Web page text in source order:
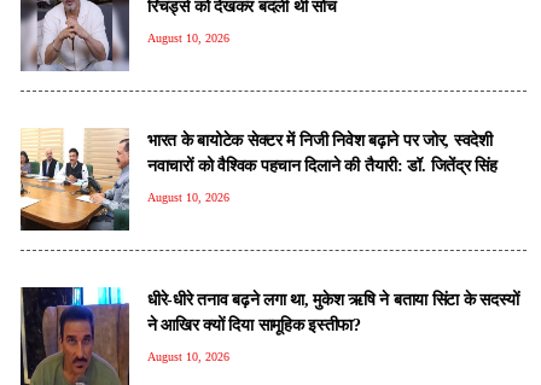
रिचर्ड्स को देखकर बदली थी सोच
August 10, 2026
भारत के बायोटेक सेक्टर में निजी निवेश बढ़ाने पर जोर, स्वदेशी
नवाचारों को वैश्विक पहचान दिलाने की तैयारी: डॉ. जितेंद्र सिंह
August 10, 2026
धीरे-धीरे तनाव बढ़ने लगा था, मुकेश ऋषि ने बताया सिंटा के सदस्यों
ने आखिर क्यों दिया सामूहिक इस्तीफा?
August 10, 2026